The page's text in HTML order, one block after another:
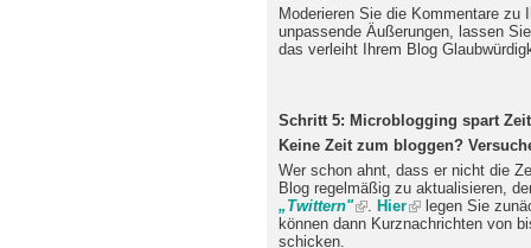
Moderieren Sie die Kommentare zu
unpassende Äußerungen, lassen
das verleiht Ihrem Blog
Schritt 5: Microblogging spart Zeit
Keine Zeit zum bloggen?
Wer schon ahnt, dass er nicht die
Blog regelmäßig zu aktualisieren,
„Twittern"
Hier
legen Sie
können dann Kurznachrichten von
schicken.